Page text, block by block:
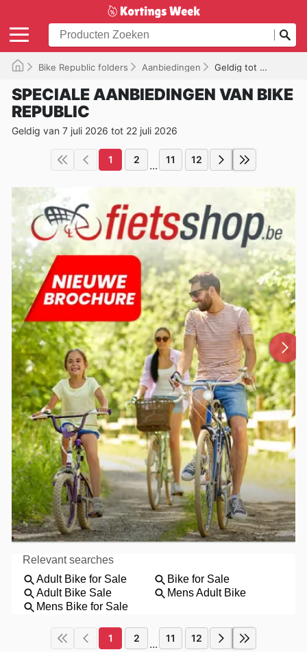
Bike Republic folders Aanbiedingen Geldig tot 22/07/2026
SPECIALE AANBIEDINGEN VAN BIKE
REPUBLIC
Geldig van 7 juli 2026 tot 22 juli 2026
1 2 ... 11 12
1 2 ... 11 12